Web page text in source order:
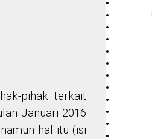
pihak terkait
Januari 2016
hal itu (isi